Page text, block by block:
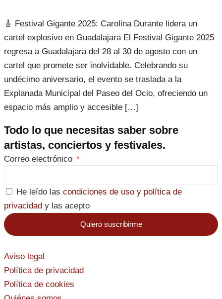
🎸 Festival Gigante 2025: Carolina Durante lidera un
cartel explosivo en Guadalajara El Festival Gigante 2025
regresa a Guadalajara del 28 al 30 de agosto con un
cartel que promete ser inolvidable. Celebrando su
undécimo aniversario, el evento se traslada a la
Explanada Municipal del Paseo del Ocio, ofreciendo un
espacio más amplio y accesible […]
Todo lo que necesitas saber sobre
artistas, conciertos y festivales.
Correo electrónico
He leído las condiciones de uso y política de
privacidad y las acepto
Quiero suscribirme
Aviso legal
Política de privacidad
Política de cookies